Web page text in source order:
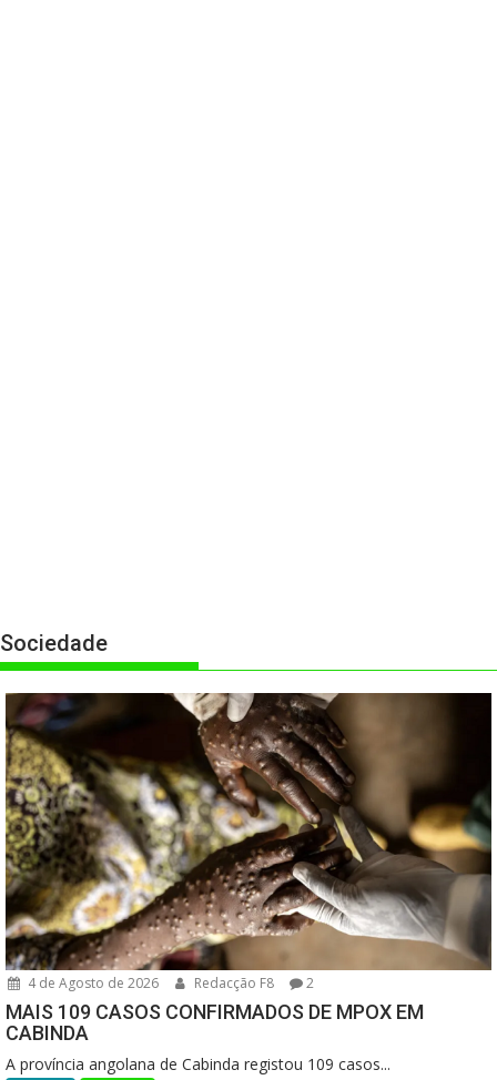
Sociedade
4 de Agosto de 2026 Redacção F8 2
MAIS 109 CASOS CONFIRMADOS DE MPOX EM
CABINDA
A província angolana de Cabinda registou 109 casos...